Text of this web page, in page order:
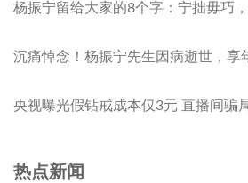
杨振宁留给大家的8个字：宁拙毋巧
沉痛悼念！杨振宁先生因病逝世，享
央视曝光假钻戒成本仅3元 直播间骗
热点新闻